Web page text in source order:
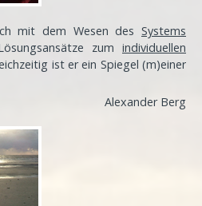
mit dem Wesen des Systems
zum individuellen
ist er ein Spiegel (m)einer
Alexander Berg